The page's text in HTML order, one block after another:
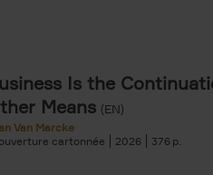
Is the
Means (EN)
Van Marcke
cartonnée
2026 376